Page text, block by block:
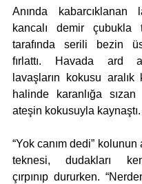
Anında kabarcıklanan
kancalı demir çubukla
tarafında serili bezin
fırlattı. Havada ard
lavaşların kokusu aralık
halinde karanlığa sızan
ateşin kokusuyla kaynaştı.
“Yok canım dedi” kolunun
teknesi, dudakları
çırpınıp dururken.